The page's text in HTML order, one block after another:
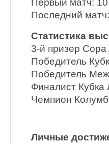
Первый матч:
Последний
Статистика
3-й призер
Победитель
Победитель
Финалист Кубка
Чемпион
Личные